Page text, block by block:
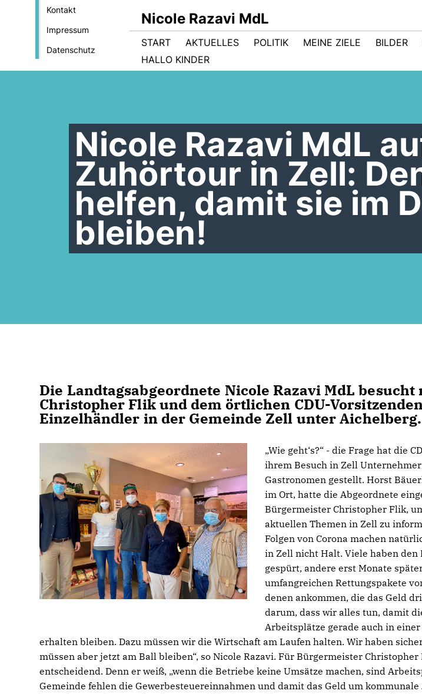
Kontakt
Impressum
Datenschutz
Nicole Razavi MdL
START AKTUELLES POLITIK MEINE ZIELE BILDER
HALLO KINDER
Nicole Razavi MdL
Zuhörtour in Zell:
helfen, damit sie im
bleiben!
Die Landtagsabgeordnete Nicole Razavi MdL
Christopher Flik und dem örtlichen CDU-
Einzelhändler in der Gemeinde Zell unter Aichelberg.
Wie geht‘s?“ - die Frage hat die
ihrem Besuch in Zell
Gastronomen gestellt. Horst
im Ort, hatte die Abgeordnete
Bürgermeister Christopher Flik,
aktuellen Themen in Zell zu
Folgen von Corona machen
in Zell nicht Halt. Viele haben den
gespürt, andere erst Monate
umfangreichen Rettungspakete
denen ankommen, die das Geld
darum, dass wir alles tun, damit
Arbeitsplätze gerade auch in
erhalten bleiben. Dazu müssen wir die Wirtschaft am Laufen halten. Wir haben
müssen aber jetzt am Ball bleiben“, so Nicole Razavi. Für Bürgermeister
entscheidend. Denn er weiß, „wenn die Betriebe keine Umsätze machen, sind
Gemeinde fehlen die Gewerbesteuereinnahmen und damit das Geld um